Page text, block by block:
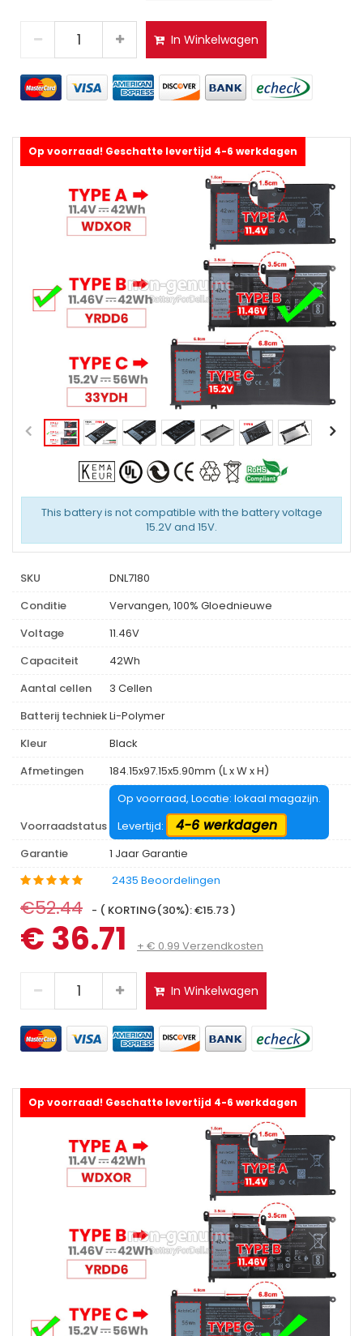
In Winkelwagen
This battery is not compatible with the battery voltage
15.2V and 15V.
Op voorraad! Geschatte levertijd 4-6 werkdagen
SKU
DNL7180
Conditie
Vervangen, 100% Gloednieuwe
Voltage
11.46V
Capaciteit
42Wh
Aantal cellen
3 Cellen
Batterij techniekLi-Polymer
Kleur
Black
Afmetingen
184.15x97.15x5.90mm (L x W x H)
Voorraadstatus
Op voorraad, Locatie: lokaal magazijn.
Levertijd:
4-6 werkdagen
Garantie
1 Jaar Garantie
2435 Beoordelingen
€52.44 - ( KORTING(30%): €15.73 )
€ 36.71 + € 0.99 Verzendkosten
In Winkelwagen
Op voorraad! Geschatte levertijd 4-6 werkdagen